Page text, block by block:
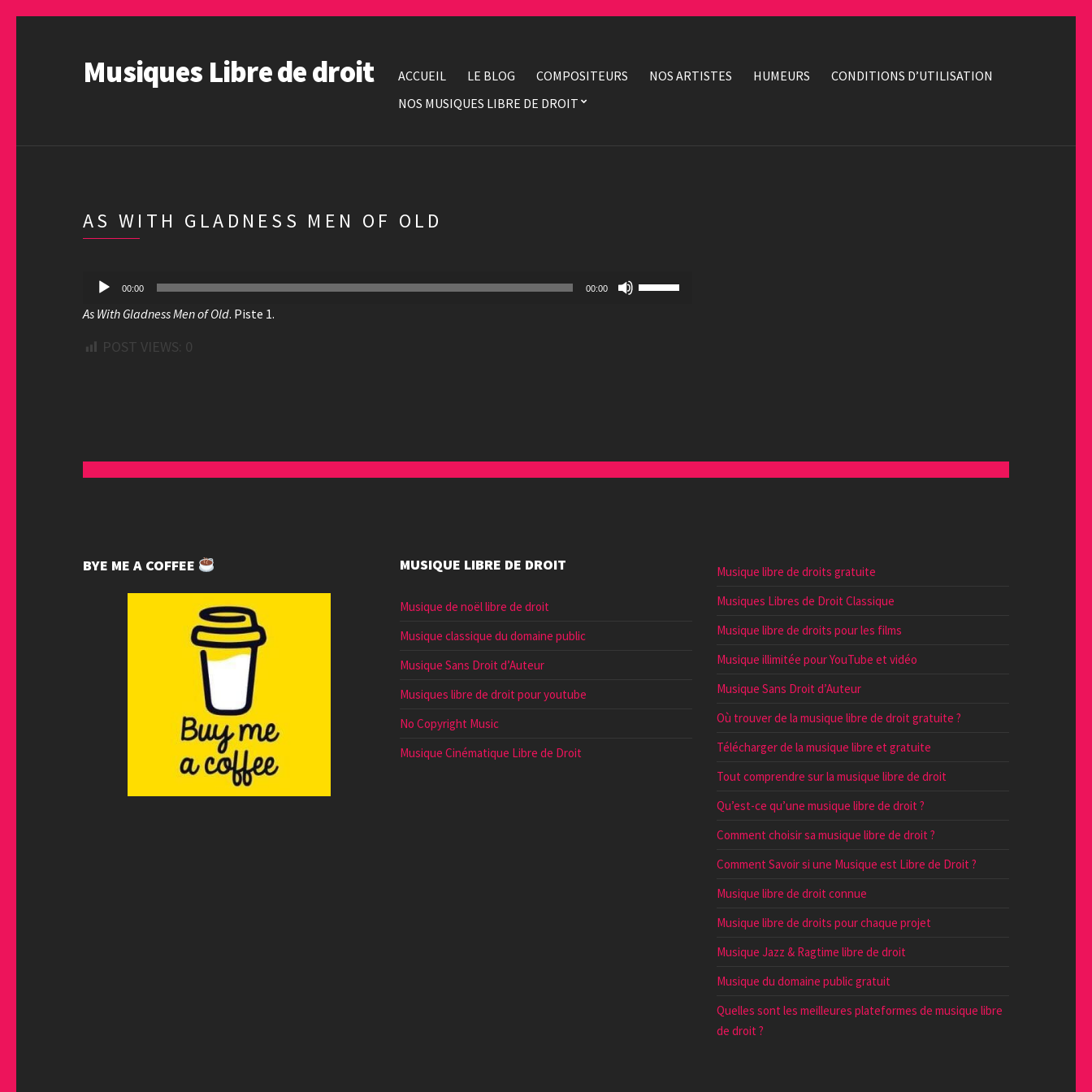
Musiques Libre de droit ACCUEIL LE BLOG COMPOSITEURS NOS ARTISTES HUMEURS
CONDITIONS D’UTILISATION
NOS MUSIQUES LIBRE DE DROIT
AS WITH GLADNESS MEN OF OLD
Lecteur 00:00 00:00
As With Gladness Men of Old. Piste 1.
POST VIEWS: 0
BYE ME A COFFEE MUSIQUE LIBRE DE DROIT
Musique de noël libre de droit
Musique classique du domaine public
Musique Sans Droit d’Auteur
Musiques libre de droit pour youtube
No Copyright Music
Musique Cinématique Libre de Droit
Musique libre de droits gratuite
Musiques Libres de Droit Classique
Musique libre de droits pour les films
Musique illimitée pour YouTube et vidéo
Musique Sans Droit d’Auteur
Où trouver de la musique libre de droit gratuite ?
Télécharger de la musique libre et gratuite
Tout comprendre sur la musique libre de droit
Qu’est-ce qu’une musique libre de droit ?
Comment choisir sa musique libre de droit ?
Comment Savoir si une Musique est Libre de Droit ?
Musique libre de droit connue
Musique libre de droits pour chaque projet
Musique Jazz & Ragtime libre de droit
Musique du domaine public gratuit
Quelles sont les meilleures plateformes de musique libre
de droit ?